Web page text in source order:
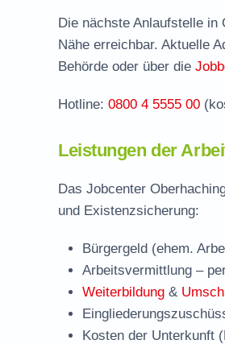
Termin vereinbaren
Jobcenter
Stellenangebote
Häufige Fragen
Die nächste Anlaufstelle in
Nähe erreichbar. Aktuelle
Behörde oder über die
Hotline: 0800 4 5555 00
Leistungen der
Das Jobcenter
und Existenzsicherung:
Bürgergeld (ehem.
Arbeitsvermittlung –
Weiterbildung &
Kosten der Unterkunft